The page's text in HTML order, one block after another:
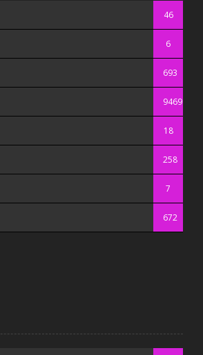
46
6
693
9469
18
258
7
672